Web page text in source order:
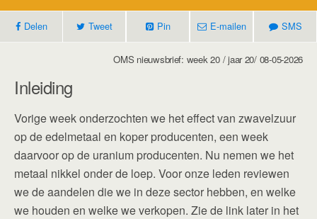
Delen Tweet Pin E-mailen SMS
OMS nieuwsbrief: week 20 / jaar 20/ 08-05-2026
Inleiding
Vorige week onderzochten we het effect van zwavelzuur
op de edelmetaal en koper producenten, een week
daarvoor op de uranium producenten. Nu nemen we het
metaal nikkel onder de loep. Voor onze leden reviewen
we de aandelen die we in deze sector hebben, en welke
we houden en welke we verkopen. Zie de link later in het